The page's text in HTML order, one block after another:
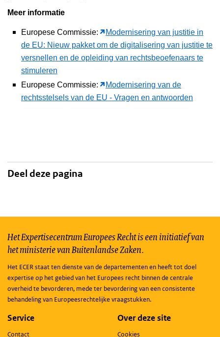
Meer informatie
Europese Commissie:
Modernisering van justitie in
de EU: Nieuw pakket om de digitalisering van justitie te
versnellen en de opleiding van rechtsbeoefenaars te
stimuleren
Europese Commissie:
Modernisering van de
rechtsstelsels van de EU - Vragen en antwoorden
Deel deze pagina
Het Expertisecentrum Europees Recht is een initiatief van
het ministerie van Buitenlandse Zaken.
Het ECER staat ten dienste van de departementen en heeft tot doel
expertise op het gebied van het Europees recht binnen de centrale
overheid te bevorderen, mede ter bevordering van een consistente
behandeling van Europeesrechtelijke vraagstukken.
Service
Contact
Over deze site
Cookies